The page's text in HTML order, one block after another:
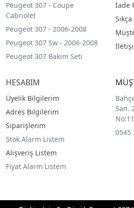
Peugeot 307 - Coupe
Cabriolet
Peugeot 307 - 2006-2008
Peugeot 307 Sw - 2006-2008
Peugeot 307 Bakim Seti
İade
HESABIM
Üyelik Bilgilerim
Adres Bilgilerim
Siparişlerim
Stok Alarm Listem
Alışveriş Listem
Fiyat Alarm Listem
San.
0545